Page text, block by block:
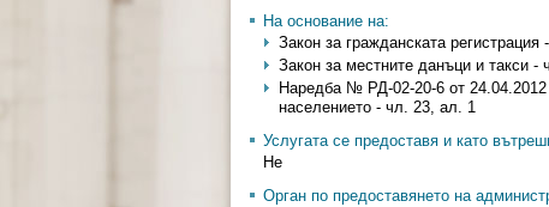
На основание на:
Закон за гражданската
Закон за местните данъци и такси -
Наредба № РД-02-20-6 от 24.04.2012
населението - чл. 23, ал. 1
Услугата се предоставя и като
Не
Орган по предоставянето на